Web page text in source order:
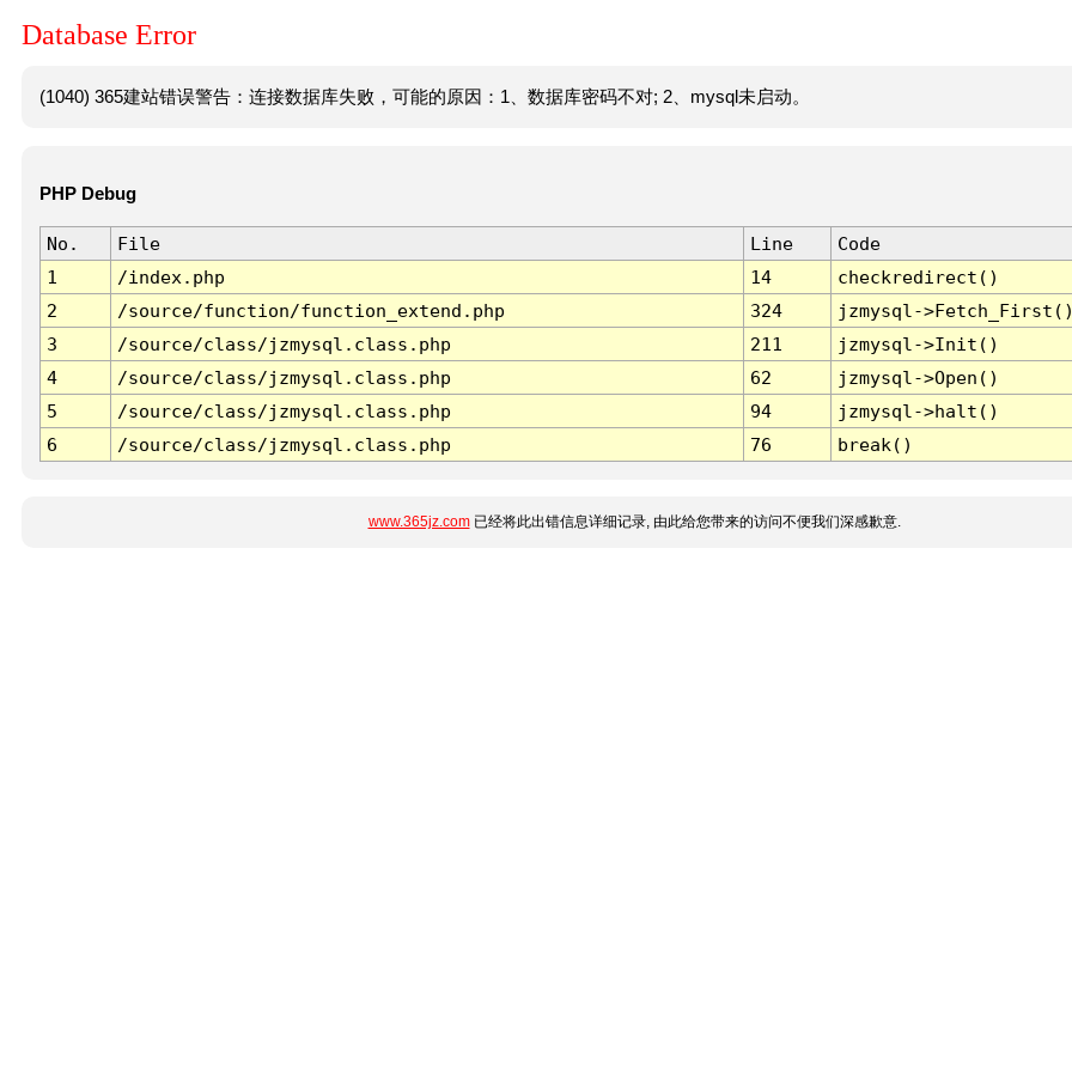
Database Error
(1040) 365建站错误警告：连接数据库失败，可能的原因：1、数据库密码不对; 2、mysql未启动。
PHP Debug
No. File Line
Code
1
/index.php 14
checkredirect()
2
/source/function/function_extend.php 324
jzmysql-
3
/source/class/jzmysql.class.php 211
jzmysql->Init()
4
/source/class/jzmysql.class.php 62
jzmysql->Open()
5
/source/class/jzmysql.class.php 94
jzmysql->halt()
6
/source/class/jzmysql.class.php 76 break()
www.365jz.com已经将此出错信息详细记录, 由此给您带来的访问不便我们深感歉意.